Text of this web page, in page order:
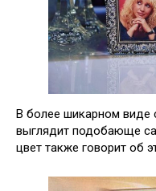
В более шикарном виде
выглядит подобающе
цвет также говорит об